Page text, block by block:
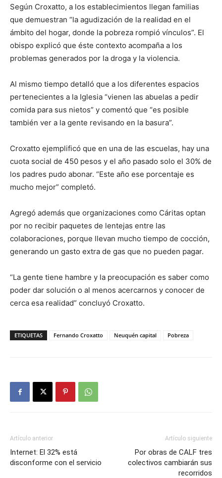
Según Croxatto, a los establecimientos llegan familias
que demuestran “la agudización de la realidad en el
ámbito del hogar, donde la pobreza rompió vínculos”. El
obispo explicó que éste contexto acompaña a los
problemas generados por la droga y la violencia.
Al mismo tiempo detalló que a los diferentes espacios
pertenecientes a la Iglesia “vienen las abuelas a pedir
comida para sus nietos” y comentó que “es posible
también ver a la gente revisando en la basura”.
Croxatto ejemplificó que en una de las escuelas, hay una
cuota social de 450 pesos y el año pasado solo el 30% de
los padres pudo abonar. “Este año ese porcentaje es
mucho mejor” completó.
Agregó además que organizaciones como Cáritas optan
por no recibir paquetes de lentejas entre las
colaboraciones, porque llevan mucho tiempo de cocción,
generando un gasto extra de gas que no pueden pagar.
“La gente tiene hambre y la preocupación es saber como
poder dar solución o al menos acercarnos y conocer de
cerca esa realidad” concluyó Croxatto.
ETIQUETAS Fernando Croxatto Neuquén capital Pobreza
Artículo anterior
Internet: El 32% está
disconforme con el servicio
Artículo siguiente
Por obras de CALF tres
colectivos cambiarán sus
recorridos